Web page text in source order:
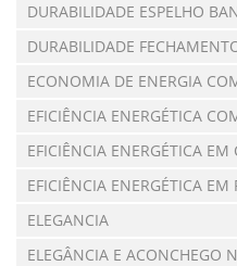
DURABILIDADE ESPELHO
DURABILIDADE
ECONOMIA DE ENERGIA
EFICIÊNCIA ENERGÉTICA
EFICIÊNCIA ENERGÉTICA EM
EFICIÊNCIA ENERGÉTICA EM
ELEGANCIA
ELEGÂNCIA E ACONCHEGO